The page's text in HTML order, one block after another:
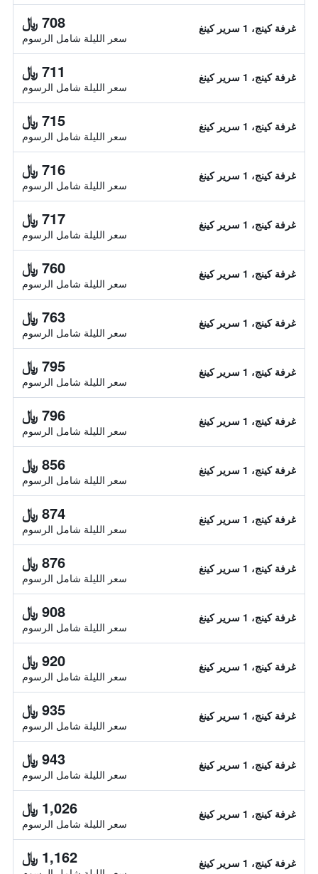
غرفة كينج، 1 سرير كينغ 708 ﷼
سعر الليلة شامل الرسوم
غرفة كينج، 1 سرير كينغ 711 ﷼
سعر الليلة شامل الرسوم
غرفة كينج، 1 سرير كينغ 715 ﷼
سعر الليلة شامل الرسوم
غرفة كينج، 1 سرير كينغ 716 ﷼
سعر الليلة شامل الرسوم
غرفة كينج، 1 سرير كينغ 717 ﷼
سعر الليلة شامل الرسوم
غرفة كينج، 1 سرير كينغ 760 ﷼
سعر الليلة شامل الرسوم
غرفة كينج، 1 سرير كينغ 763 ﷼
سعر الليلة شامل الرسوم
غرفة كينج، 1 سرير كينغ 795 ﷼
سعر الليلة شامل الرسوم
غرفة كينج، 1 سرير كينغ 796 ﷼
سعر الليلة شامل الرسوم
غرفة كينج، 1 سرير كينغ 856 ﷼
سعر الليلة شامل الرسوم
غرفة كينج، 1 سرير كينغ 874 ﷼
سعر الليلة شامل الرسوم
غرفة كينج، 1 سرير كينغ 876 ﷼
سعر الليلة شامل الرسوم
غرفة كينج، 1 سرير كينغ 908 ﷼
سعر الليلة شامل الرسوم
غرفة كينج، 1 سرير كينغ 920 ﷼
سعر الليلة شامل الرسوم
غرفة كينج، 1 سرير كينغ 935 ﷼
سعر الليلة شامل الرسوم
غرفة كينج، 1 سرير كينغ 943 ﷼
سعر الليلة شامل الرسوم
غرفة كينج، 1 سرير كينغ 1,026 ﷼
سعر الليلة شامل الرسوم
غرفة كينج، 1 سرير كينغ 1,162 ﷼